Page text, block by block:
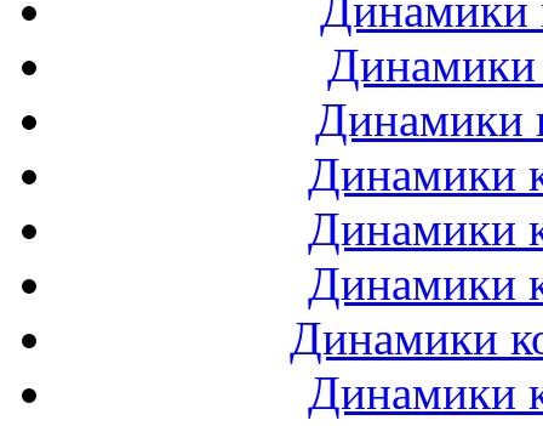
Динамики
Динамики
Динамики
Динамики
Динамики
Динамики
Динамики
Динамики